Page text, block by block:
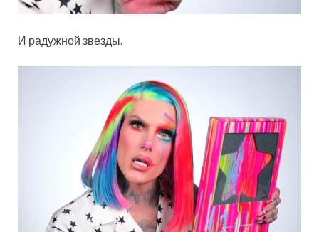
И радужной звезды.